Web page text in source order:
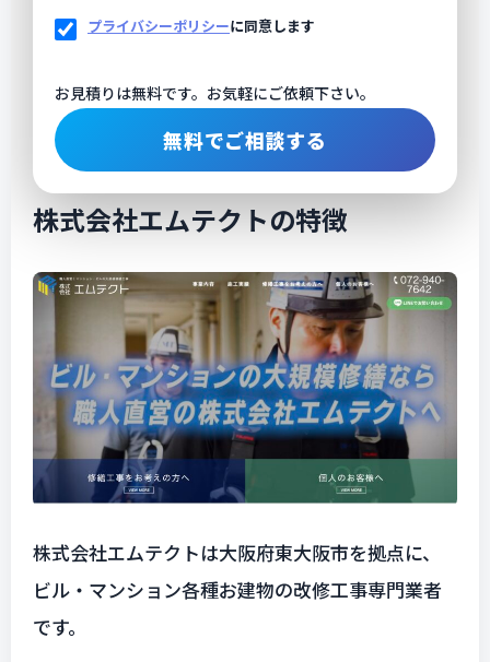
プライバシーポリシーに同意します
お見積りは無料です。お気軽にご依頼下さい。
株式会社エムテクトの特徴
株式会社エムテクトは大阪府東大阪市を拠点に、
ビル・マンション各種お建物の改修工事専門業者
です。